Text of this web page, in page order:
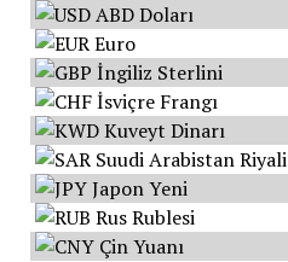
ABD Doları
Euro
İngiliz Sterlini
İsviçre Frangı
Kuveyt Dinarı
Suudi Arabistan Riyali
Japon Yeni
Rus Rublesi
Çin Yuanı